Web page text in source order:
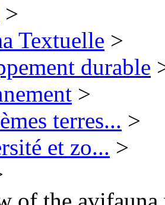
>
Textuelle >
durable
>
terres... >
et zo... >